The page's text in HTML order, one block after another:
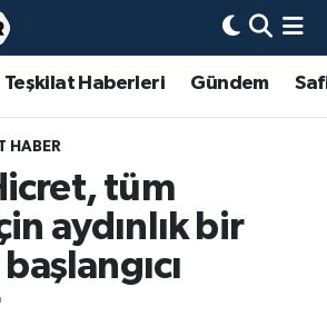
Teşkilat Haberleri Gündem
HABER
tüm
aydınlık bir
Müftülüğü
Vakitleri
Durumu ve Fikstür